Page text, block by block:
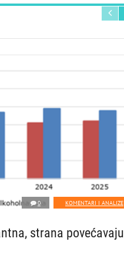
0 KOMENTARI I ANALIZE
strana povećavaju